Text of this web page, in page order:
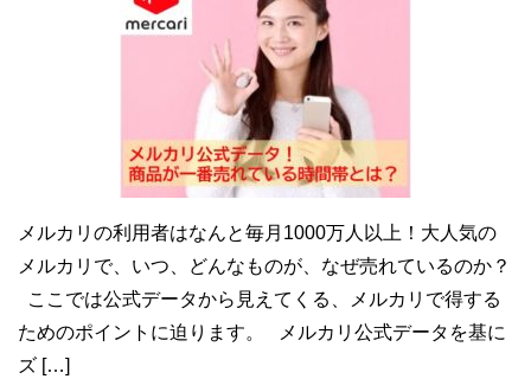
メルカリの利用者はなんと毎月1000万人以上！大人気の
メルカリで、いつ、どんなものが、なぜ売れているのか？
ここでは公式データから見えてくる、メルカリで得する
ためのポイントに迫ります。 メルカリ公式データを基に
ズ […]